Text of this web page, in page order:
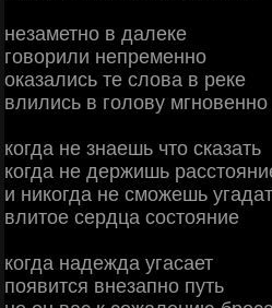
незаметно в далеке
говорили непременно
оказались те слова в реке
влились в голову мгновенно
когда не знаешь что сказать
когда не держишь
и никогда не сможешь
влитое сердца состояние
когда надежда угасает
появится внезапно путь